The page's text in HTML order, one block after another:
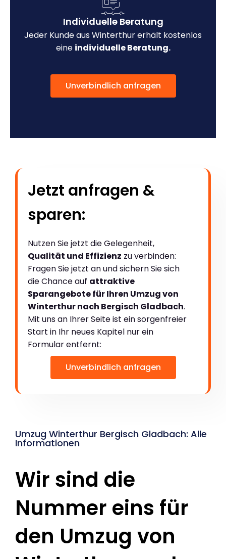
Individuelle Beratung
Jeder Kunde aus Winterthur erhält kostenlos
eine individuelle Beratung.
Unverbindlich anfragen
Jetzt anfragen &
sparen:
Nutzen Sie jetzt die Gelegenheit,
Qualität und Effizienz zu verbinden:
Fragen Sie jetzt an und sichern Sie sich
die Chance auf attraktive
Sparangebote für Ihren Umzug von
Winterthur nach Bergisch Gladbach.
Mit uns an Ihrer Seite ist ein sorgenfreier
Start in Ihr neues Kapitel nur ein
Formular entfernt:
Unverbindlich anfragen
Umzug Winterthur Bergisch Gladbach: Alle
Informationen
Wir sind die
Nummer eins für
den Umzug von